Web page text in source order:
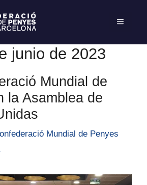
junio de 2023
Mundial de
la Asamblea de
Mundial de Penyes